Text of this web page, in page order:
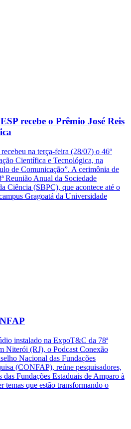
recebe o Prêmio José Reis
na terça-feira (28/07) o 46º
Científica e Tecnológica, na
de Comunicação”. A cerimônia de
Reunião Anual da Sociedade
Ciência (SBPC), que acontece até o
Gragoatá da Universidade
instalado na ExpoT&C da 78ª
Niterói (RJ), o Podcast Conexão
Nacional das Fundações
(CONFAP), reúne pesquisadores,
das Fundações Estaduais de Amparo à
temas que estão transformando o